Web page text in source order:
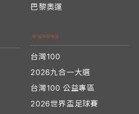
巴黎奧運
台灣100
2026九合一大選
台灣100 公益專區
2026世界盃足球賽